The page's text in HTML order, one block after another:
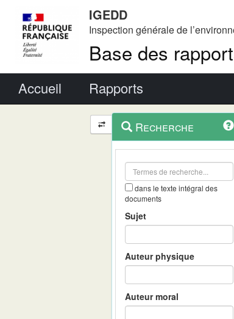
IGEDD
Inspection générale de
Base des
Accueil Rapports
Navigation
et
outils
contextuel
Recherche
dans le texte intégral des
documents
Sujet
Auteur physique
Auteur moral